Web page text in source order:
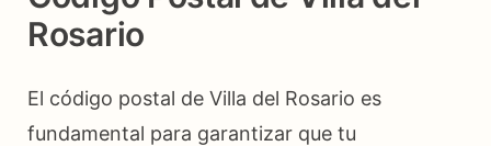
Rosario
El código postal de Villa del Rosario es
fundamental para garantizar que tu